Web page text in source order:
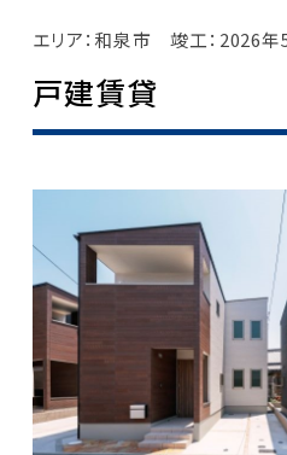
エリア：和泉市 竣工：2026年
戸建賃貸